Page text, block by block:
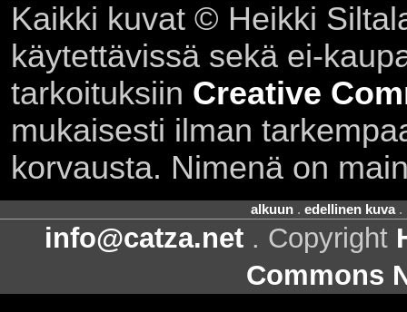
Kaikki kuvat © Heikki
käytettävissä sekä ei-
tarkoituksiin Creative
mukaisesti ilman
korvausta. Nimenä on
alkuun. edellinen kuva.
info@catza.net . Copyright
Commons